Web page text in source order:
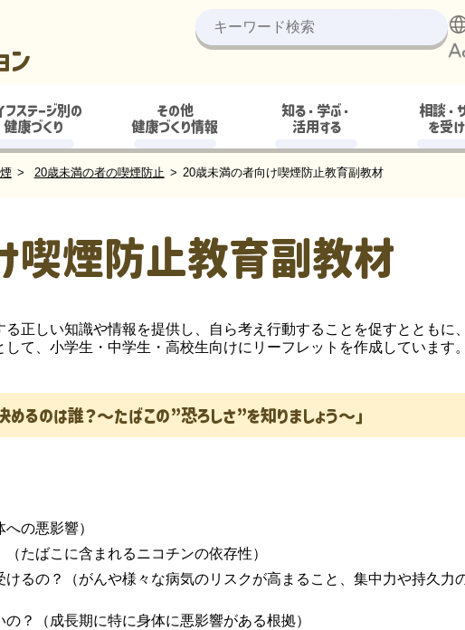
ン
フステージ別の
健康づくり
その他
健康づくり情報
知る・学ぶ・
活用する
相談・
を受
20歳未満の者の喫煙防止 20歳未満の者向け喫煙防止教育副教材
喫煙防止教育副教材
正しい知識や情報を提供し、自ら考え行動することを促すとともに
て、小学生・中学生・高校生向けにリーフレットを作成しています。
のは誰？～たばこの”恐ろしさ”を知りましょう～」
の悪影響）
たばこに含まれるニコチンの依存性）
るの？（がんや様々な病気のリスクが高まること、集中力や持久力
？（成長期に特に身体に悪影響がある根拠）